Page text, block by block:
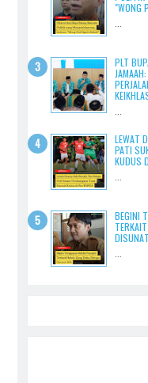
"WONG
PLT
LEWAT
PATI
KUDUS
BEGINI